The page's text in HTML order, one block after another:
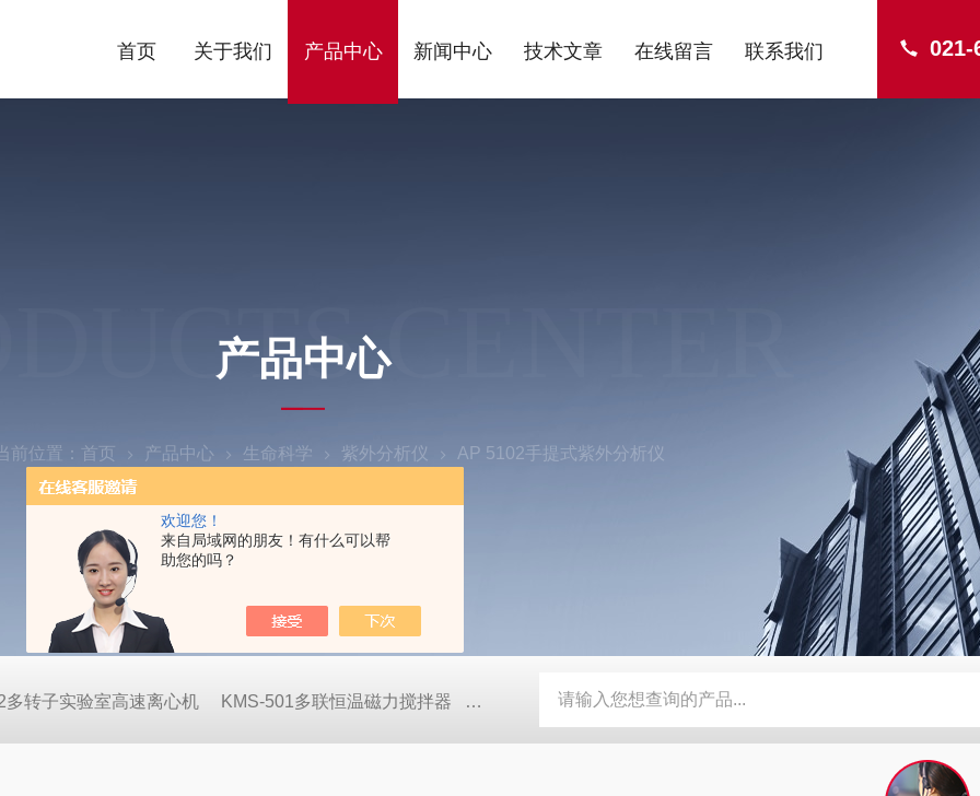
欢迎您！
来自局域网的朋友！有什么可以帮
助您的吗？
021-
首页 关于我们 产品中心 新闻中心 技术文章 在线留言 联系我们
CENTER
产品中心
前位置： 首页 产品中心 生命科学 紫外分析仪 AP 5102手提式紫外分析仪
多转子实验室高速离心机 KMS-501多联恒温磁力搅拌器 SG-3039系列数显恒温测速电动搅拌器